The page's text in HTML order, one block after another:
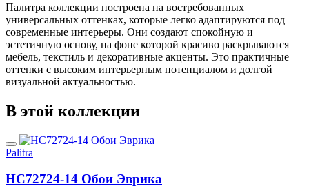
Палитра коллекции построена на востребованных
универсальных оттенках, которые легко адаптируются под
современные интерьеры. Они создают спокойную и
эстетичную основу, на фоне которой красиво раскрываются
мебель, текстиль и декоративные акценты. Это практичные
оттенки с высоким интерьерным потенциалом и долгой
визуальной актуальностью.
В этой коллекции
Palitra
HC72724-14 Обои Эврика